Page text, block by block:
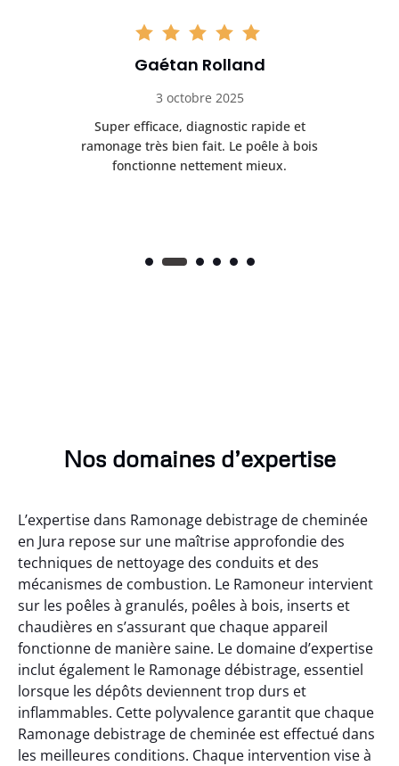
Gaétan Rolland
3 octobre 2025
Super efficace, diagnostic rapide et
ramonage très bien fait. Le poêle à bois
fonctionne nettement mieux.
Nos domaines d’expertise
L’expertise dans Ramonage debistrage de cheminée
en Jura repose sur une maîtrise approfondie des
techniques de nettoyage des conduits et des
mécanismes de combustion. Le Ramoneur intervient
sur les poêles à granulés, poêles à bois, inserts et
chaudières en s’assurant que chaque appareil
fonctionne de manière saine. Le domaine d’expertise
inclut également le Ramonage débistrage, essentiel
lorsque les dépôts deviennent trop durs et
inflammables. Cette polyvalence garantit que chaque
Ramonage debistrage de cheminée est effectué dans
les meilleures conditions. Chaque intervention vise à